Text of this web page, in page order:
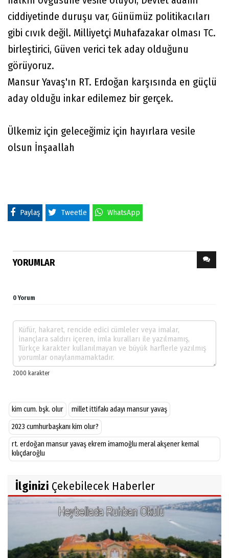
ciddiyetinde duruşu var, Günümüz politikacıları
gibi cıvık değil. Milliyetçi Muhafazakar olması TC.
birleştirici, Güven verici tek aday olduğunu
görüyoruz.
Mansur Yavaş'ın RT. Erdoğan karşısında en güçlü
aday olduğu inkar edilemez bir gerçek.
Ülkemiz için geleceğimiz için hayırlara vesile
olsun İnşaallah
Paylaş Tweetle WhatsApp
YORUMLAR
0 Yorum
kim cum. bşk. olur
millet ittifakı adayı mansur yavaş
2023 cumhurbaşkanı kim olur?
rt. erdoğan mansur yavaş ekrem i̇mamoğlu meral akşener kemal
kılıçdaroğlu
İlginizi Çekebilecek Haberler